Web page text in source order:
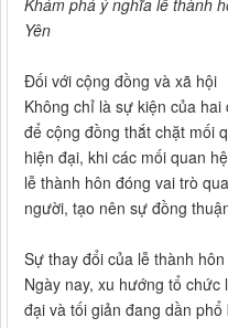
Yên
Đối với cộng đồng và xã hội
Không chỉ là sự kiện của
để cộng đồng thắt chặt mối
hiện đại, khi các mối quan
lễ thành hôn đóng vai trò
người, tạo nên sự đồng
Sự thay đổi của lễ thành
Ngày nay, xu hướng tổ
đại và tối giản đang dần